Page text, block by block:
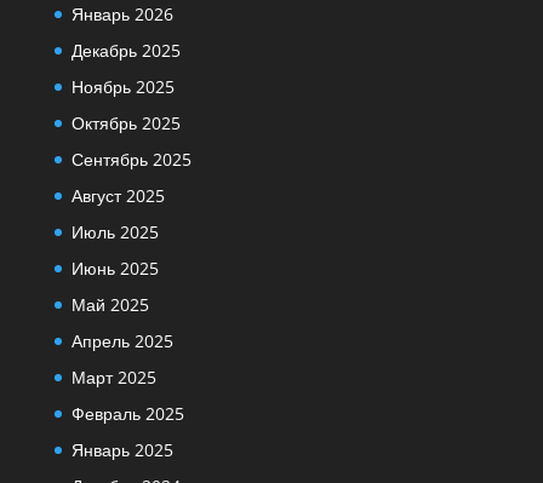
Январь 2026
Декабрь 2025
Ноябрь 2025
Октябрь 2025
Сентябрь 2025
Август 2025
Июль 2025
Июнь 2025
Май 2025
Апрель 2025
Март 2025
Февраль 2025
Январь 2025